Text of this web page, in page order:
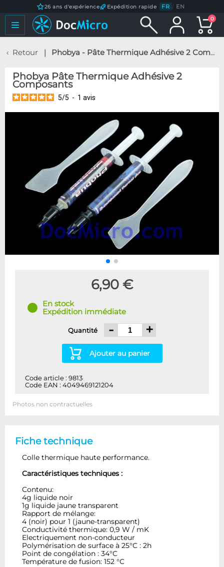
26 ans d'expérience Expédition rapide FR / EN
0
Retour Phobya - Pâte Thermique Adhésive 2 Composants
Phobya Pâte Thermique Adhésive 2
Composants
5/5 - 1 avis
6,90 €
En stock
Expédition immédiate
Quantité - +
Ajouter au panier
Code article : 9813
Code EAN : 4049469121204
Photos non contractuelles
Fiche technique
Colle thermique haute performance.
Caractéristiques techniques :
Contenu:
4g liquide noir
1g liquide jaune transparent
Rapport de mélange:
4 (noir) pour 1 (jaune-transparent)
Conductivité thermique: 0,9 W / mK
Electriquement non-conducteur
Polymérisation de surface à 25°C : 2h
Point de congélation : 34°C
Température de fusion: 152 °C